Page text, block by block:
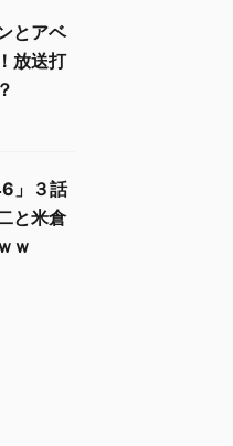
とアベ
放送打
」３話
と米倉
ｗ